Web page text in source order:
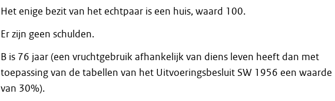
Het enige bezit van het echtpaar is een huis, waard 100.
Er zijn geen schulden.
B is 76 jaar (een vruchtgebruik afhankelijk van diens leven heeft dan met
toepassing van de tabellen van het Uitvoeringsbesluit SW 1956 een waarde
van 30%).